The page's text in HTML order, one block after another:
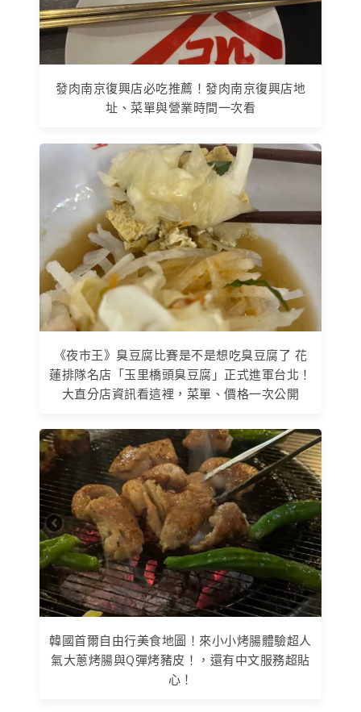
發肉南京復興店必吃推薦！發肉南京復興店地
址、菜單與營業時間一次看
《夜市王》臭豆腐比賽是不是想吃臭豆腐了 花
蓮排隊名店「玉里橋頭臭豆腐」正式進軍台北！
大直分店資訊看這裡，菜單、價格一次公開
韓國首爾自由行美食地圖！來小小烤腸體驗超人
氣大蔥烤腸與Q彈烤豬皮！，還有中文服務超貼
心！